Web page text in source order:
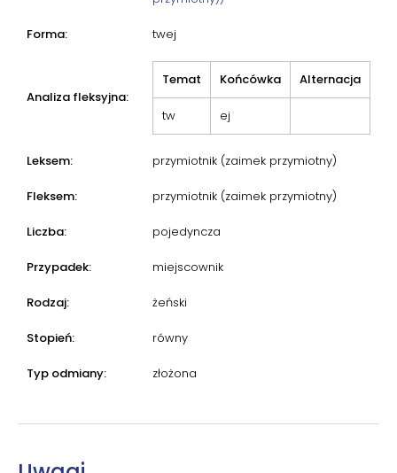
Forma: twej
Analiza fleksyjna:
Temat Końcówka Alternacja
tw ej
Leksem: przymiotnik (zaimek przymiotny)
Fleksem: przymiotnik (zaimek przymiotny)
Liczba: pojedyncza
Przypadek: miejscownik
Rodzaj: żeński
Stopień: równy
Typ odmiany: złożona